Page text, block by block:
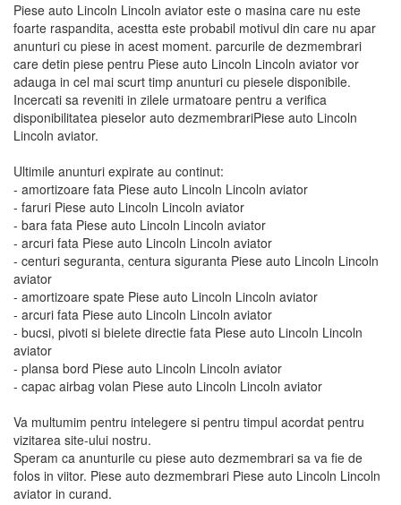
Piese auto Lincoln Lincoln aviator este o masina care nu este
foarte raspandita, acestta este probabil motivul din care nu apar
anunturi cu piese in acest moment. parcurile de dezmembrari
care detin piese pentru Piese auto Lincoln Lincoln aviator vor
adauga in cel mai scurt timp anunturi cu piesele disponibile.
Incercati sa reveniti in zilele urmatoare pentru a verifica
disponibilitatea pieselor auto dezmembrariPiese auto Lincoln
Lincoln aviator.
Ultimile anunturi expirate au continut:
- amortizoare fata Piese auto Lincoln Lincoln aviator
- faruri Piese auto Lincoln Lincoln aviator
- bara fata Piese auto Lincoln Lincoln aviator
- arcuri fata Piese auto Lincoln Lincoln aviator
- centuri seguranta, centura siguranta Piese auto Lincoln Lincoln
aviator
- amortizoare spate Piese auto Lincoln Lincoln aviator
- arcuri fata Piese auto Lincoln Lincoln aviator
- bucsi, pivoti si bielete directie fata Piese auto Lincoln Lincoln
aviator
- plansa bord Piese auto Lincoln Lincoln aviator
- capac airbag volan Piese auto Lincoln Lincoln aviator
Va multumim pentru intelegere si pentru timpul acordat pentru
vizitarea site-ului nostru.
Speram ca anunturile cu piese auto dezmembrari sa va fie de
folos in viitor. Piese auto dezmembrari Piese auto Lincoln Lincoln
aviator in curand.